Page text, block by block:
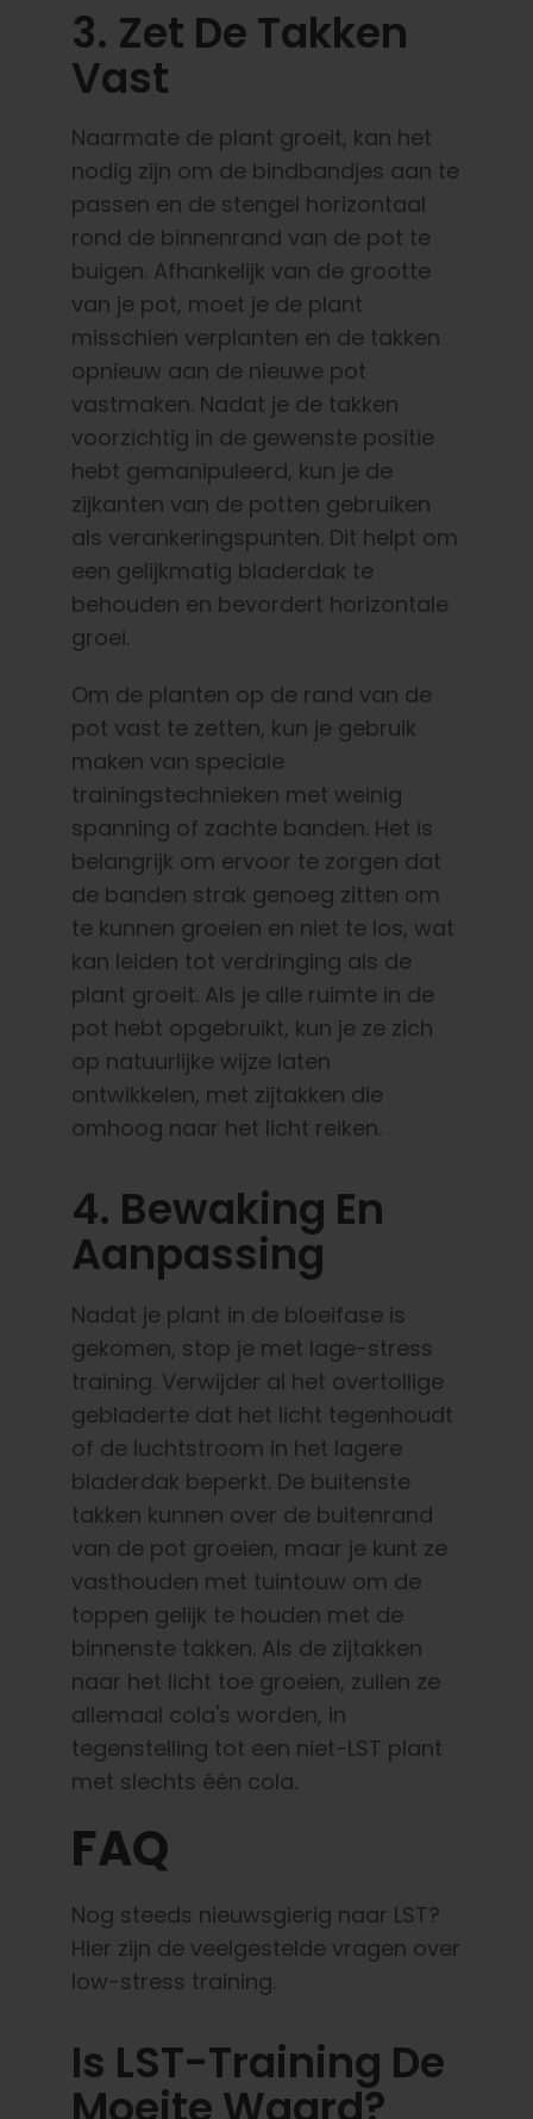
3. Zet De Takken
Vast
Naarmate de plant groeit, kan het
nodig zijn om de bindbandjes aan te
passen en de stengel horizontaal
rond de binnenrand van de pot te
buigen. Afhankelijk van de grootte
van je pot, moet je de plant
misschien verplanten en de takken
opnieuw aan de nieuwe pot
vastmaken. Nadat je de takken
voorzichtig in de gewenste positie
hebt gemanipuleerd, kun je de
zijkanten van de potten gebruiken
als verankeringspunten. Dit helpt om
een gelijkmatig bladerdak te
behouden en bevordert horizontale
groei.
Om de planten op de rand van de
pot vast te zetten, kun je gebruik
maken van speciale
trainingstechnieken met weinig
spanning of zachte banden. Het is
belangrijk om ervoor te zorgen dat
de banden strak genoeg zitten om
te kunnen groeien en niet te los, wat
kan leiden tot verdringing als de
plant groeit. Als je alle ruimte in de
pot hebt opgebruikt, kun je ze zich
op natuurlijke wijze laten
ontwikkelen, met zijtakken die
omhoog naar het licht reiken.
4. Bewaking En
Aanpassing
Nadat je plant in de bloeifase is
gekomen, stop je met lage-stress
training. Verwijder al het overtollige
gebladerte dat het licht tegenhoudt
of de luchtstroom in het lagere
bladerdak beperkt. De buitenste
takken kunnen over de buitenrand
van de pot groeien, maar je kunt ze
vasthouden met tuintouw om de
toppen gelijk te houden met de
binnenste takken. Als de zijtakken
naar het licht toe groeien, zullen ze
allemaal cola's worden, in
tegenstelling tot een niet-LST plant
met slechts één cola.
FAQ
Nog steeds nieuwsgierig naar LST?
Hier zijn de veelgestelde vragen over
low-stress training.
Is LST-Training De
Moeite Waard?